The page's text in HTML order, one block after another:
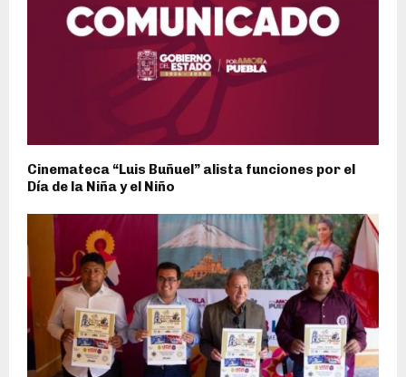
Cinemateca “Luis Buñuel” alista funciones por el
Día de la Niña y el Niño